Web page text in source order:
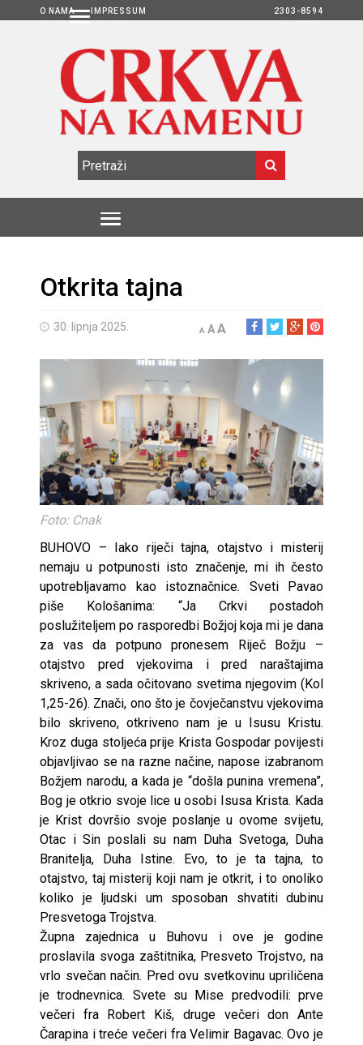
O NAMA IMPRESSUM 2303-8594
Otkrita tajna
30. lipnja 2025. A AA
Foto: Cnak
BUHOVO – Iako riječi tajna, otajstvo i misterij
nemaju u potpunosti isto značenje, mi ih često
upotrebljavamo kao istoznačnice. Sveti Pavao
piše Kološanima: “Ja Crkvi postadoh
poslužiteljem po rasporedbi Božjoj koja mi je dana
za vas da potpuno pronesem Riječ Božju –
otajstvo pred vjekovima i pred naraštajima
skriveno, a sada očitovano svetima njegovim (Kol
1,25-26). Znači, ono što je čovječanstvu vjekovima
bilo skriveno, otkriveno nam je u Isusu Kristu.
Kroz duga stoljeća prije Krista Gospodar povijesti
objavljivao se na razne načine, napose izabranom
Božjem narodu, a kada je “došla punina vremena”,
Bog je otkrio svoje lice u osobi Isusa Krista. Kada
je Krist dovršio svoje poslanje u ovome svijetu,
Otac i Sin poslali su nam Duha Svetoga, Duha
Branitelja, Duha Istine. Evo, to je ta tajna, to
otajstvo, taj misterij koji nam je otkrit, i to onoliko
koliko je ljudski um sposoban shvatiti dubinu
Presvetoga Trojstva.
Župna zajednica u Buhovu i ove je godine
proslavila svoga zaštitnika, Presveto Trojstvo, na
vrlo svečan način. Pred ovu svetkovinu upriličena
je trodnevnica. Svete su Mise predvodili: prve
večeri fra Robert Kiš, druge večeri don Ante
Čarapina i treće večeri fra Velimir Bagavac. Ovo je